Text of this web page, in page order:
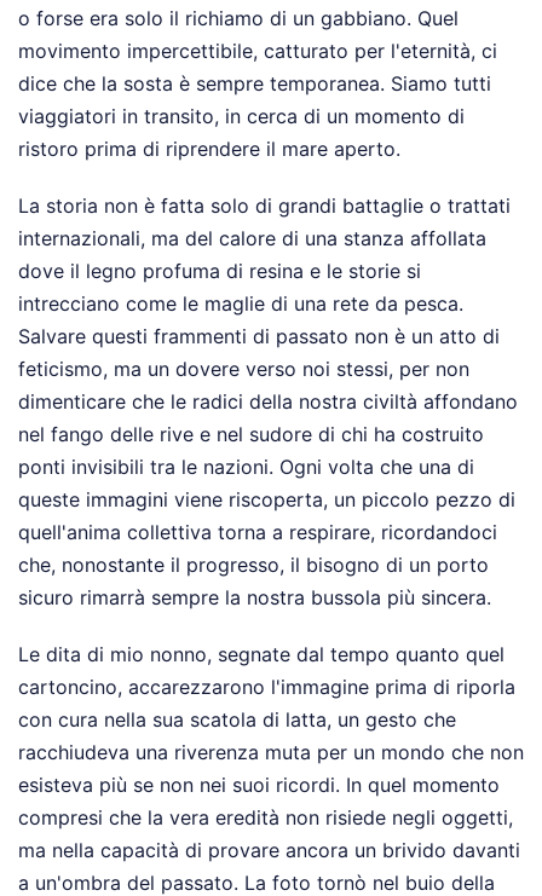
o forse era solo il richiamo di un gabbiano. Quel
movimento impercettibile, catturato per l'eternità, ci
dice che la sosta è sempre temporanea. Siamo tutti
viaggiatori in transito, in cerca di un momento di
ristoro prima di riprendere il mare aperto.
La storia non è fatta solo di grandi battaglie o trattati
internazionali, ma del calore di una stanza affollata
dove il legno profuma di resina e le storie si
intrecciano come le maglie di una rete da pesca.
Salvare questi frammenti di passato non è un atto di
feticismo, ma un dovere verso noi stessi, per non
dimenticare che le radici della nostra civiltà affondano
nel fango delle rive e nel sudore di chi ha costruito
ponti invisibili tra le nazioni. Ogni volta che una di
queste immagini viene riscoperta, un piccolo pezzo di
quell'anima collettiva torna a respirare, ricordandoci
che, nonostante il progresso, il bisogno di un porto
sicuro rimarrà sempre la nostra bussola più sincera.
Le dita di mio nonno, segnate dal tempo quanto quel
cartoncino, accarezzarono l'immagine prima di riporla
con cura nella sua scatola di latta, un gesto che
racchiudeva una riverenza muta per un mondo che non
esisteva più se non nei suoi ricordi. In quel momento
compresi che la vera eredità non risiede negli oggetti,
ma nella capacità di provare ancora un brivido davanti
a un'ombra del passato. La foto tornò nel buio della